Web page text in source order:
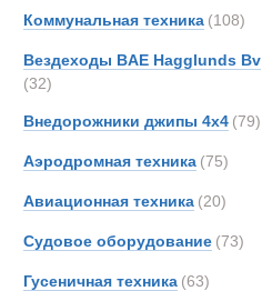
Коммунальная техника (108)
Вездеходы BAE Hagglunds Bv
(32)
Внедорожники джипы 4х4 (79)
Аэродромная техника (75)
Авиационная техника (20)
Судовое оборудование (73)
Гусеничная техника (63)